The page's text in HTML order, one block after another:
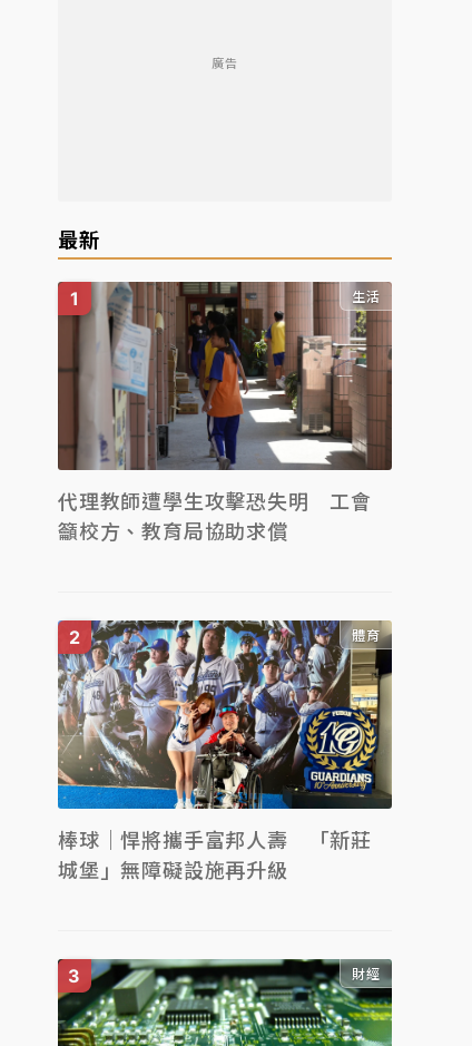
廣告
最新
生活
代理教師遭學生攻擊恐失明 工會
籲校方、教育局協助求償
體育
棒球｜悍將攜手富邦人壽 「新莊
城堡」無障礙設施再升級
財經